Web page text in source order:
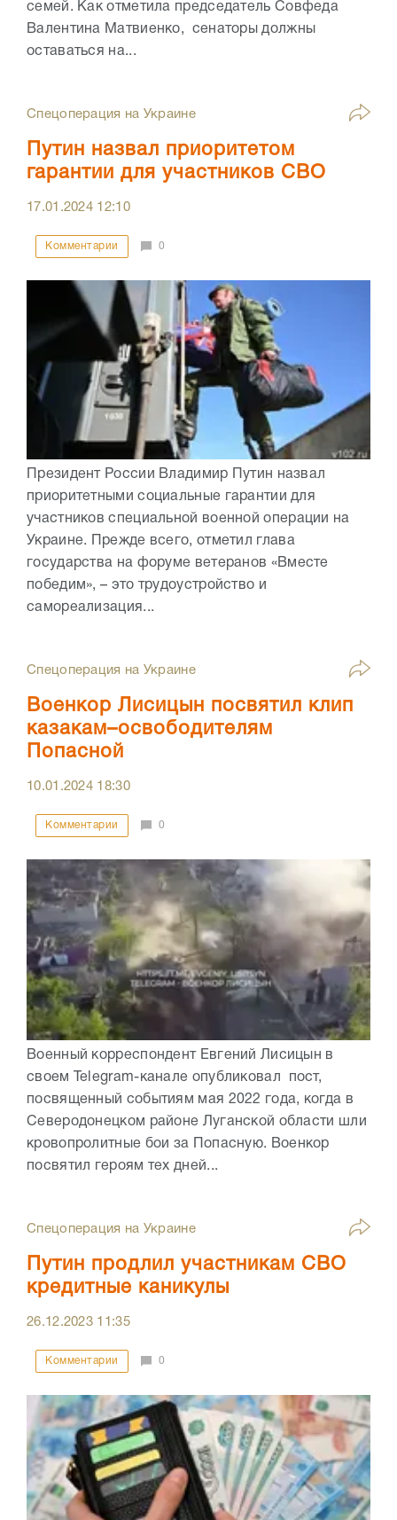
семей. Как отметила председатель Совфеда
Валентина Матвиенко, сенаторы должны
оставаться на...
Спецоперация на Украине
Путин назвал приоритетом
гарантии для участников СВО
17.01.2024 12:10
Комментарии 0
Президент России Владимир Путин назвал
приоритетными социальные гарантии для
участников специальной военной операции на
Украине. Прежде всего, отметил глава
государства на форуме ветеранов «Вместе
победим», – это трудоустройство и
самореализация...
Спецоперация на Украине
Военкор Лисицын посвятил клип
казакам–освободителям
Попасной
10.01.2024 18:30
Комментарии 0
Военный корреспондент Евгений Лисицын в
своем Telegram-канале опубликовал пост,
посвященный событиям мая 2022 года, когда в
Северодонецком районе Луганской области шли
кровопролитные бои за Попасную. Военкор
посвятил героям тех дней...
Спецоперация на Украине
Путин продлил участникам СВО
кредитные каникулы
26.12.2023 11:35
Комментарии 0